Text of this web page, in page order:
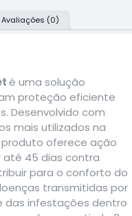
Avaliações (0)
é uma solução
proteção eficiente
Desenvolvido com
mais utilizados na
oferece ação
45 dias contra
para o conforto do
transmitidas por
das infestações dentro